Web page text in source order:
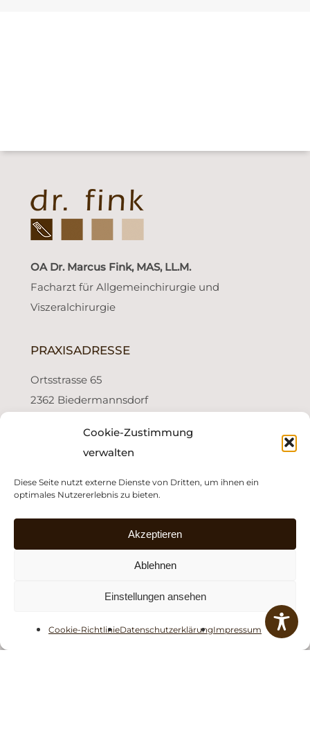
Cookie-Zustimmung
verwalten
Diese Seite nutzt externe Dienste von Dritten, um ihnen ein
optimales Nutzererlebnis zu bieten.
Akzeptieren
Ablehnen
Einstellungen ansehen
Cookie-RichtlinieDatenschutzerklärungImpressum
OA Dr. Marcus Fink, MAS, LL.M.
Facharzt für Allgemeinchirurgie und
Viszeralchirurgie
PRAXISADRESSE
Ortsstrasse 65
2362 Biedermannsdorf
Montag: 16:30 - 19:00 Uhr
T: +43 (0)699 / 1079 8080
E:
ordination@docfink.com